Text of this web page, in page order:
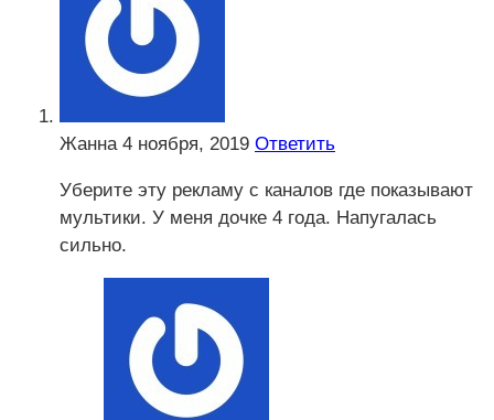
Жанна 4 ноября, 2019 Ответить
Уберите эту рекламу с каналов где показывают
мультики. У меня дочке 4 года. Напугалась
сильно.